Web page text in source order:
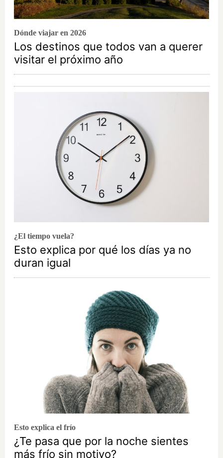
Dónde viajar en 2026
Los destinos que todos van a querer
visitar el próximo año
¿El tiempo vuela?
Esto explica por qué los días ya no
duran igual
Esto explica el frío
¿Te pasa que por la noche sientes
más frío sin motivo?